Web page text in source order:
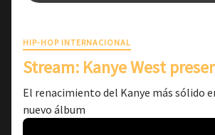
HIP-HOP INTERNACIONAL
Stream: Kanye West
El renacimiento del Kanye más sólido
nuevo álbum